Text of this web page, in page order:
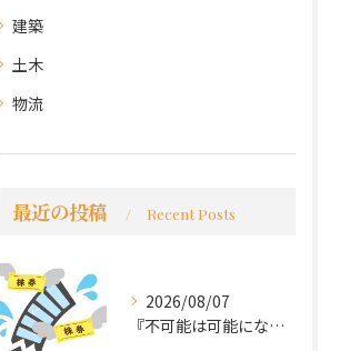
建築
土木
物流
最近の投稿 Recent Posts
2026/08/07
『不可能は可能になる』